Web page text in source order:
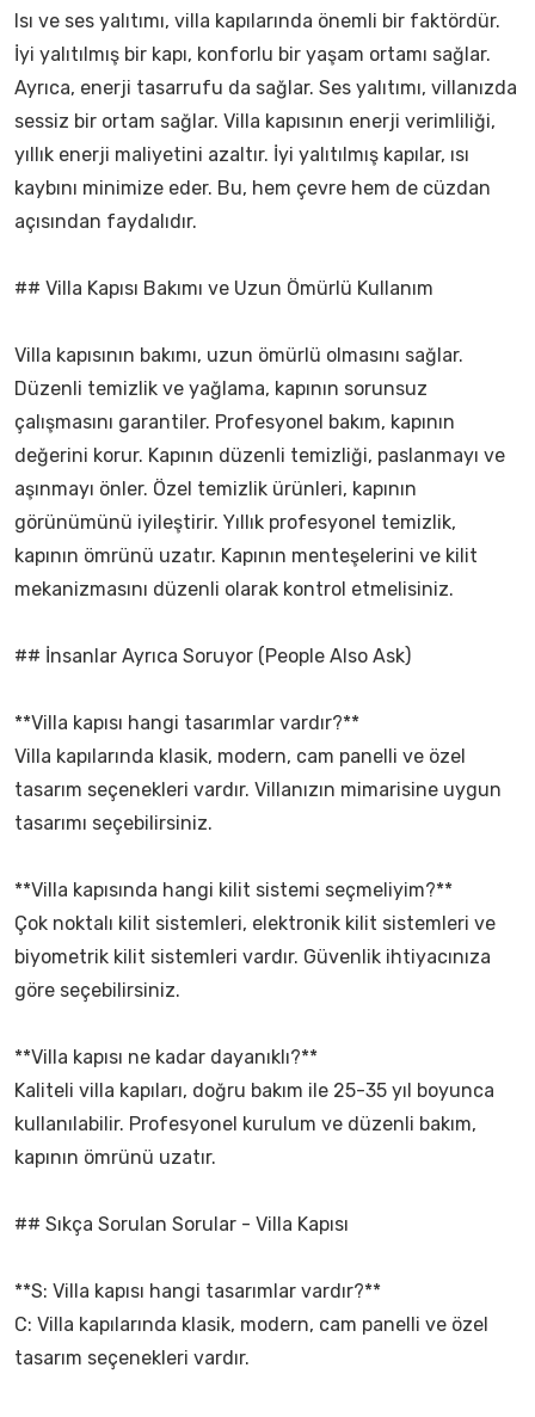
Isı ve ses yalıtımı, villa kapılarında önemli bir faktördür.
İyi yalıtılmış bir kapı, konforlu bir yaşam ortamı sağlar.
Ayrıca, enerji tasarrufu da sağlar. Ses yalıtımı, villanızda
sessiz bir ortam sağlar. Villa kapısının enerji verimliliği,
yıllık enerji maliyetini azaltır. İyi yalıtılmış kapılar, ısı
kaybını minimize eder. Bu, hem çevre hem de cüzdan
açısından faydalıdır.
## Villa Kapısı Bakımı ve Uzun Ömürlü Kullanım
Villa kapısının bakımı, uzun ömürlü olmasını sağlar.
Düzenli temizlik ve yağlama, kapının sorunsuz
çalışmasını garantiler. Profesyonel bakım, kapının
değerini korur. Kapının düzenli temizliği, paslanmayı ve
aşınmayı önler. Özel temizlik ürünleri, kapının
görünümünü iyileştirir. Yıllık profesyonel temizlik,
kapının ömrünü uzatır. Kapının menteşelerini ve kilit
mekanizmasını düzenli olarak kontrol etmelisiniz.
## İnsanlar Ayrıca Soruyor (People Also Ask)
**Villa kapısı hangi tasarımlar vardır?**
Villa kapılarında klasik, modern, cam panelli ve özel
tasarım seçenekleri vardır. Villanızın mimarisine uygun
tasarımı seçebilirsiniz.
**Villa kapısında hangi kilit sistemi seçmeliyim?**
Çok noktalı kilit sistemleri, elektronik kilit sistemleri ve
biyometrik kilit sistemleri vardır. Güvenlik ihtiyacınıza
göre seçebilirsiniz.
**Villa kapısı ne kadar dayanıklı?**
Kaliteli villa kapıları, doğru bakım ile 25-35 yıl boyunca
kullanılabilir. Profesyonel kurulum ve düzenli bakım,
kapının ömrünü uzatır.
## Sıkça Sorulan Sorular - Villa Kapısı
**S: Villa kapısı hangi tasarımlar vardır?**
C: Villa kapılarında klasik, modern, cam panelli ve özel
tasarım seçenekleri vardır.